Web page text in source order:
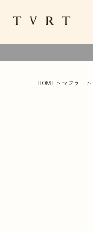
HOME マフラー